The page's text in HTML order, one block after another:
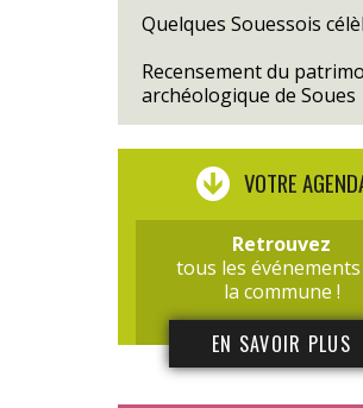
Quelques Souessois
Recensement du
archéologique de Soues
VOTRE
Retrouvez
tous les événements
la commune !
EN SAVOIR PLUS